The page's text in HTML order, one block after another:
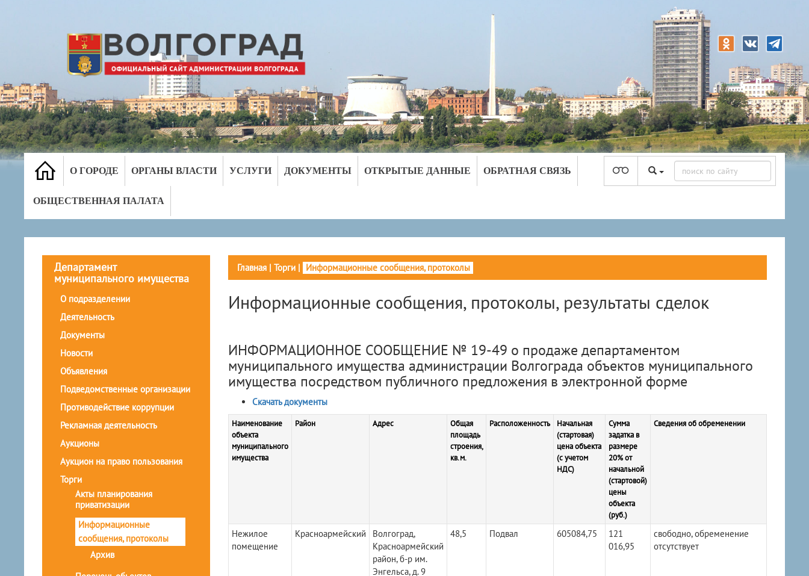
О ГОРОДЕ ОРГАНЫ ВЛАСТИ УСЛУГИ ДОКУМЕНТЫ ОТКРЫТЫЕ ДАННЫЕ ОБРАТНАЯ СВЯЗЬ
ОБЩЕСТВЕННАЯ ПАЛАТА
Департамент
муниципального имущества
О подразделении
Деятельность
Документы
Новости
Объявления
Подведомственные организации
Противодействие коррупции
Рекламная деятельность
Аукционы
Аукцион на право пользования
Торги
Акты планирования
приватизации
Информационные
сообщения, протоколы
Архив
Главная| Торги| Информационные сообщения, протоколы
Информационные сообщения, протоколы, результаты сделок
ИНФОРМАЦИОННОЕ СООБЩЕНИЕ № 19-49 о продаже департаментом
муниципального имущества администрации Волгограда объектов муниципального
имущества посредством публичного предложения в электронной форме
Скачать документы
Наименование
объекта
муниципального
имущества
Район Адрес
Общая
площадь
строения,
кв.м.
Расположенность
Начальная
(стартовая)
цена объекта
(с учетом
НДС)
Сумма
задатка в
размере
20% от
начальной
(стартовой)
цены
объекта
(руб.)
Сведения об обременении
Нежилое
помещение
Красноармейский
Волгоград,
Красноармейский
район, б-р им.
Энгельса, д. 9
48,5 Подвал 605084,75
121
016,95
свободно, обременение
отсутствует